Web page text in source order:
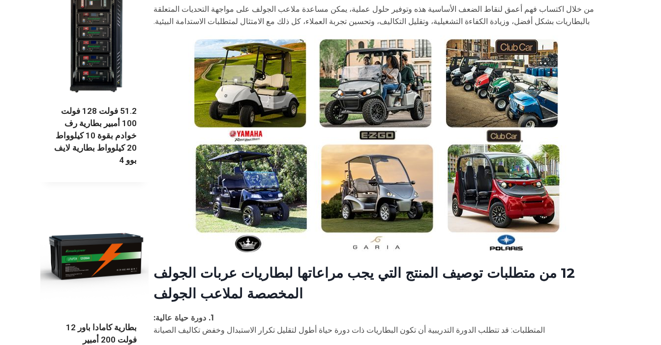
من خلال اكتساب فهم أعمق لنقاط الضعف الأساسية هذه وتوفير حلول عملية، يمكن مساعدة ملاعب الجولف على مواجهة التحديات المتعلقة
بالبطاريات بشكل أفضل، وزيادة الكفاءة التشغيلية، وتقليل التكاليف، وتحسين تجربة العملاء، كل ذلك مع الامتثال لمتطلبات الاستدامة البيئية.
12 من متطلبات توصيف المنتج التي يجب مراعاتها لبطاريات عربات الجولف
المخصصة لملاعب الجولف
1. دورة حياة عالية:
المتطلبات: قد تتطلب الدورة التدريبية أن تكون البطاريات ذات دورة حياة أطول لتقليل تكرار الاستبدال وخفض تكاليف الصيانة
51.2 فولت 128 فولت
100 أمبير بطارية رف
خوادم بقوة 10 كيلوواط
20 كيلوواط بطارية لايف
بوو 4
بطارية كامادا باور 12
فولت 200 أمبير